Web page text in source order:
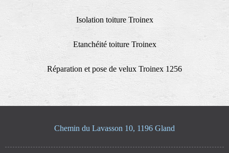
Isolation toiture Troinex
Etanchéité toiture Troinex
Réparation et pose de velux Troinex 1256
Chemin du Lavasson 10, 1196 Gland